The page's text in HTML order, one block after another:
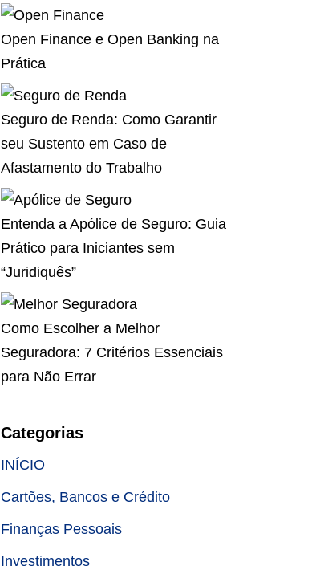
Open Finance e Open Banking na
Prática
Seguro de Renda: Como Garantir
seu Sustento em Caso de
Afastamento do Trabalho
Entenda a Apólice de Seguro: Guia
Prático para Iniciantes sem
“Juridiquês”
Como Escolher a Melhor
Seguradora: 7 Critérios Essenciais
para Não Errar
Categorias
INÍCIO
Cartões, Bancos e Crédito
Finanças Pessoais
Investimentos